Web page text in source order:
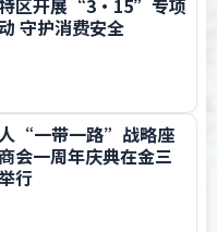
守护消费安全
“一带一路”战略座
会一周年庆典在金三
行